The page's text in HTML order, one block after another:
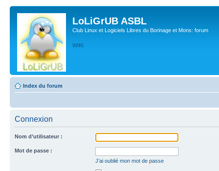
LoLiGrUB ASBL
Club Linux et Logiciels Libres du Borinage et Mons: forum
WIKI
Index du forum
Connexion
Nom d’utilisateur :
Mot de passe :
J’ai oublié mon mot de passe